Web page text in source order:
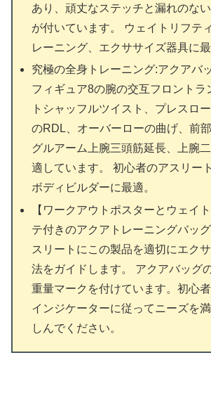
あり、頑丈なステッチと漏れのな
が付いています。 ウェイトリフテ
レーニング、エクササイズ器具に最
究極の全身トレーニング:アクアバ
フィギュア8の腕の交互フロントラ
トシャッフルツイスト、プレスロ
のRDL、オーバーローの曲げ、前
グルアーム上腕三頭筋延長、上腕
適しています。 初心者のアスリー
ボディビルダーに最適。
【ワークアウトポスターとウェイ
テ付きのアクアトレーニングバッ
スリートにこの製品を適切にエク
法をガイドします。 アクアバッグ
重量マークを付けています。初心
インジケーターに従ってニーズを
しんでください。